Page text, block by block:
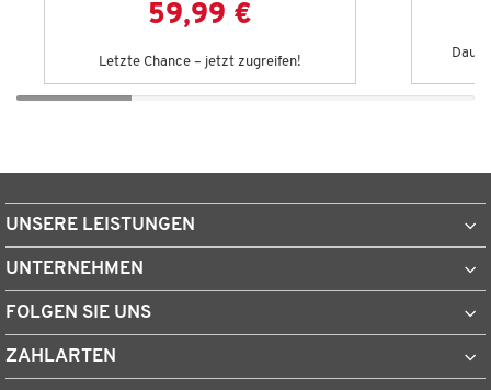
59,99 €
Letzte Chance – jetzt zugreifen!
UNSERE LEISTUNGEN
UNTERNEHMEN
FOLGEN SIE UNS
ZAHLARTEN